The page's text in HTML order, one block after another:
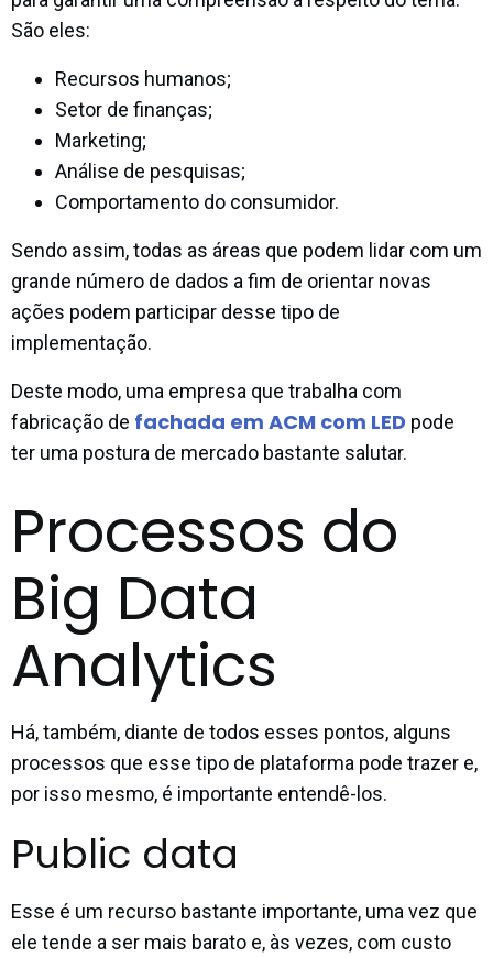
São eles:
Recursos humanos;
Setor de finanças;
Marketing;
Análise de pesquisas;
Comportamento do consumidor.
Sendo assim, todas as áreas que podem lidar com um
grande número de dados a fim de orientar novas
ações podem participar desse tipo de
implementação.
Deste modo, uma empresa que trabalha com
fabricação de fachada em ACM com LED pode
ter uma postura de mercado bastante salutar.
Processos do
Big Data
Analytics
Há, também, diante de todos esses pontos, alguns
processos que esse tipo de plataforma pode trazer e,
por isso mesmo, é importante entendê-los.
Public data
Esse é um recurso bastante importante, uma vez que
ele tende a ser mais barato e, às vezes, com custo